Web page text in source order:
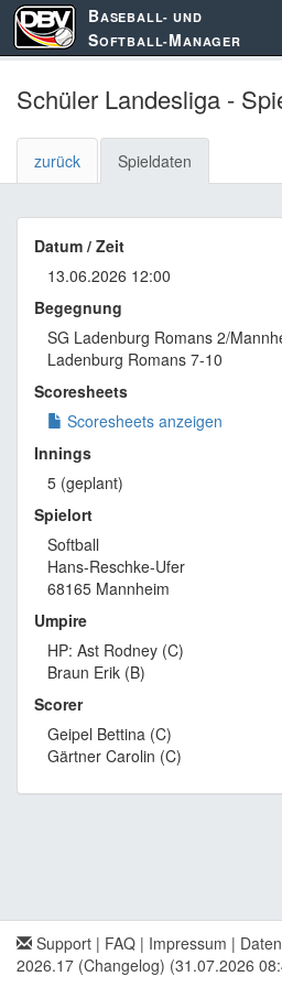
BASEBALL- UND
SOFTBALL-MANAGER
Schüler Landesliga -
zurück Spieldaten
Datum / Zeit
13.06.2026 12:00
Begegnung
SG Ladenburg Romans 2/
Ladenburg Romans 7-10
Scoresheets
Scoresheets anzeigen
Innings
5 (geplant)
Spielort
Softball
Hans-Reschke-Ufer
68165 Mannheim
Umpire
HP: Ast Rodney (C)
Braun Erik (B)
Scorer
Geipel Bettina (C)
Gärtner Carolin (C)
Support | FAQ | Impressum |
2026.17 (Changelog) (31.07.2026